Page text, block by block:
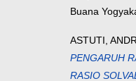
Buana
ASTUTI,
PENGARUH
RASIO